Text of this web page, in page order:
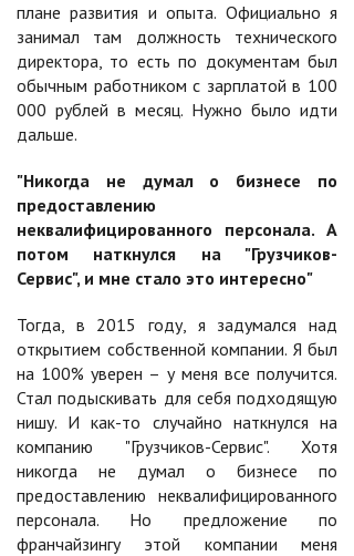
плане развития и опыта. Официально я
занимал там должность технического
директора, то есть по документам был
обычным работником с зарплатой в 100
000 рублей в месяц. Нужно было идти
дальше.
"Никогда не думал о бизнесе по
предоставлению
неквалифицированного персонала. А
потом наткнулся на "Грузчиков-
Сервис", и мне стало это интересно"
Тогда, в 2015 году, я задумался над
открытием собственной компании. Я был
на 100% уверен – у меня все получится.
Стал подыскивать для себя подходящую
нишу. И как-то случайно наткнулся на
компанию "Грузчиков-Сервис". Хотя
никогда не думал о бизнесе по
предоставлению неквалифицированного
персонала. Но предложение по
франчайзингу этой компании меня